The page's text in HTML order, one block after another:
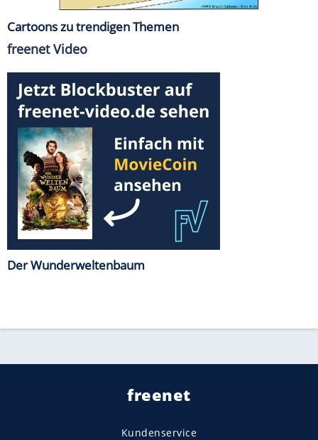
Cartoons zu trendigen Themen
freenet Video
Der Wunderweltenbaum
freenet
Kundenservice